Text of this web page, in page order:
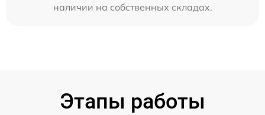
наличии на собственных складах.
Этапы работы